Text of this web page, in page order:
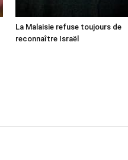
La Malaisie refuse toujours de
reconnaître Israël